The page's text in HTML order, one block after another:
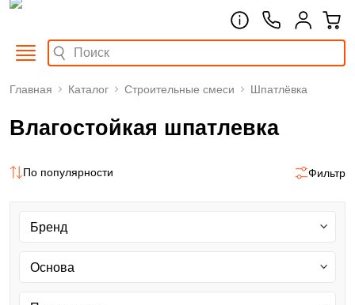
Главная Каталог Строительные смеси Шпатлёвка
Влагостойкая шпатлевка
По популярности Фильтр